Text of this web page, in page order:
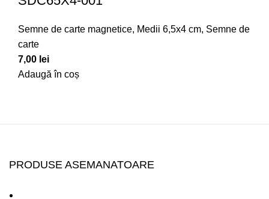
Semne de carte magnetice, Medii 6,5x4 cm, Semne de
carte
7,00 lei
Adaugă în coș
PRODUSE ASEMANATOARE